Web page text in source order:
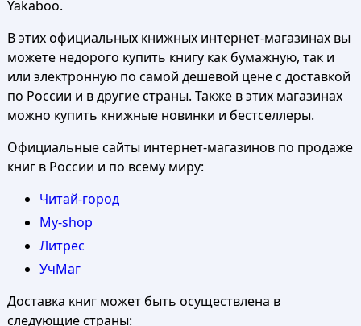
Yakaboo.
В этих официальных книжных интернет-магазинах вы
можете недорого купить книгу как бумажную, так и
или электронную по самой дешевой цене с доставкой
по России и в другие страны. Также в этих магазинах
можно купить книжные новинки и бестселлеры.
Официальные сайты интернет-магазинов по продаже
книг в России и по всему миру:
Читай-город
My-shop
Литрес
УчМаг
Доставка книг может быть осуществлена в
следующие страны: